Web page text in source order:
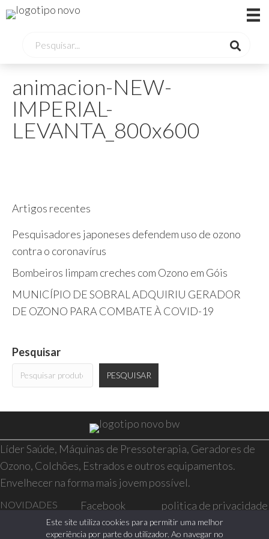
animacion-NEW-
IMPERIAL-
LEVANTA_800x600
Artigos recentes
Pesquisadores japoneses defendem uso de ozono
contra o coronavírus
Bombeiros limpam creches com Ozono em Góis
MUNICÍPIO DE SOBRAL ADQUIRIU GERADOR
DE OZONO PARA COMBATE À COVID-19
Pesquisar
PESQUISAR
Líder Saúde, Máquinas de Pressoterapia, Geradores de
Ozono, Colchões, Estrados e outros equipamentos.
Envelhecer na forma mais jovem possível.
NOVIDADES
SAÚDE E BEM-
Facebook
Instagram
politica de privacidade
resolução de conflitos
Este site utiliza cookies para permitir uma melhor
experiência por parte do utilizador. Ao navegar no